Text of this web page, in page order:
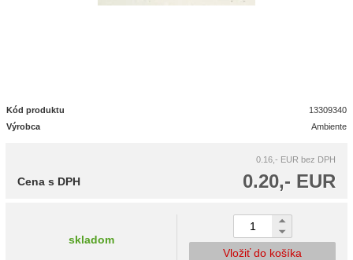
Kód produktu
13309340
Výrobca
Ambiente
0.16,- EUR bez DPH
0.20,- EUR
Cena s DPH
skladom
Vložiť do košíka